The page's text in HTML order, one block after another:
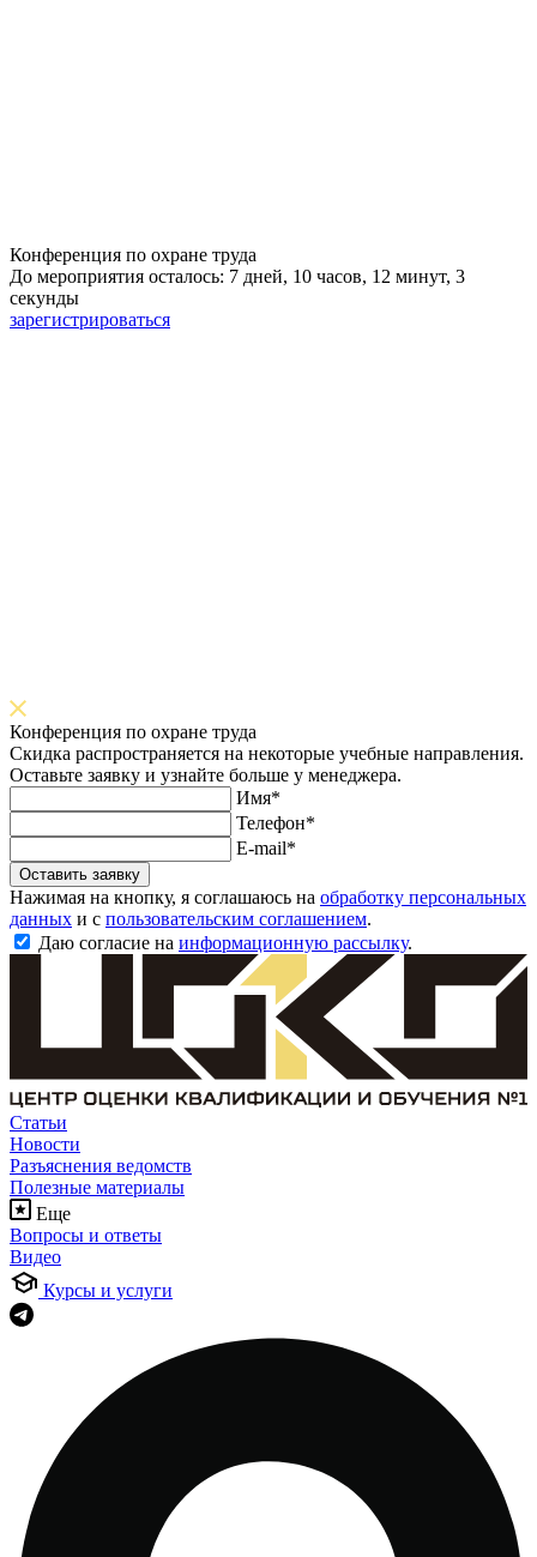
Конференция по охране труда
До мероприятия осталось: 7 дней, 10 часов, 12 минут, 3
секунды
зарегистрироваться
Конференция по охране труда
Скидка распространяется на некоторые учебные направления.
Оставьте заявку и узнайте больше у менеджера.
Имя*
Телефон*
E-mail*
Оставить заявку
Нажимая на кнопку, я соглашаюсь на обработку персональных
данных и с пользовательским соглашением.
Даю согласие на информационную рассылку.
Статьи
Новости
Разъяснения ведомств
Полезные материалы
Еще
Вопросы и ответы
Видео
Курсы и услуги